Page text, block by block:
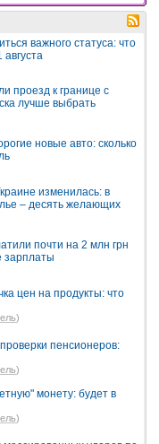
важного статуса: что
проезд к границе с
лучше выбрать
новые авто: сколько
изменилась: в
– десять желающих
почти на 2 млн грн
зарплаты
цен на продукты: что
)
пенсионеров:
)
монету: будет в
)